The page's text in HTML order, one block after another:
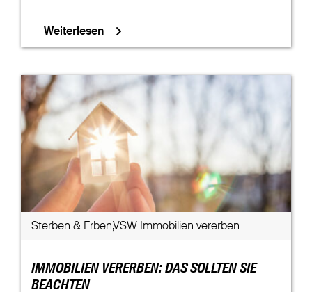
Weiterlesen
Sterben & Erben,VSW Immobilien vererben
IMMOBILIEN VERERBEN: DAS SOLLTEN SIE
BEACHTEN